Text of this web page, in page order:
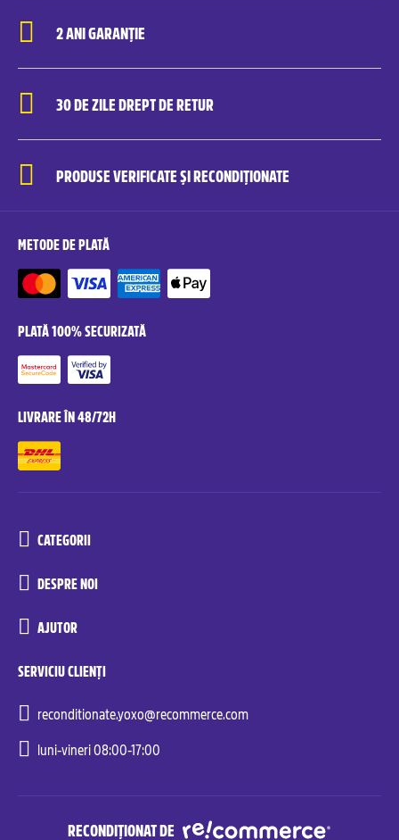
2 ANI GARANȚIE
30 DE ZILE DREPT DE RETUR
PRODUSE VERIFICATE ȘI RECONDIȚIONATE
METODE DE PLATĂ
PLATĂ 100% SECURIZATĂ
LIVRARE ÎN 48/72H
CATEGORII
DESPRE NOI
AJUTOR
SERVICIU CLIENȚI
reconditionate.yoxo@recommerce.com
luni-vineri 08:00-17:00
RECONDIȚIONAT DE